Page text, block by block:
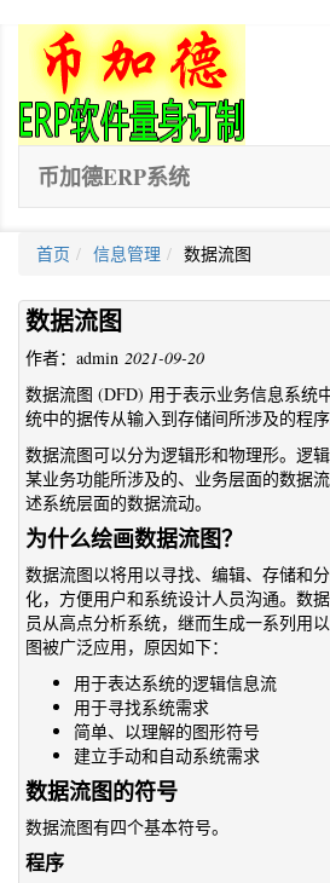
币加德ERP系统
首页 信息管理 数据流图
数据流图
作者：admin 2021-09-20
数据流图 (DFD) 用于表示业务信息系统
统中的据传从输入到存储间所涉及的程序
数据流图可以分为逻辑形和物理形。逻
某业务功能所涉及的、业务层面的数据
述系统层面的数据流动。
为什么绘画数据流图？
数据流图以将用以寻找、编辑、存储和
化，方便用户和系统设计人员沟通。数
员从高点分析系统，继而生成一系列用
图被广泛应用，原因如下：
用于表达系统的逻辑信息流
用于寻找系统需求
简单、以理解的图形符号
建立手动和自动系统需求
数据流图的符号
数据流图有四个基本符号。
程序